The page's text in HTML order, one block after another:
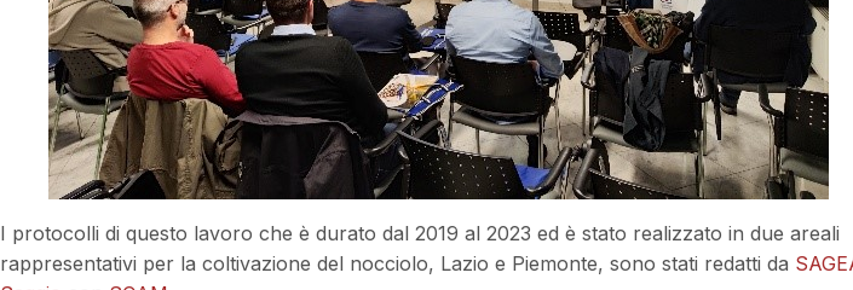
I protocolli di questo lavoro che è durato dal 2019 al 2023 ed è stato realizzato in due areali
rappresentativi per la coltivazione del nocciolo, Lazio e Piemonte, sono stati redatti da